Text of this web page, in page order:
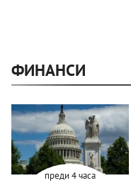
ФИНАНСИ
преди 4 часа